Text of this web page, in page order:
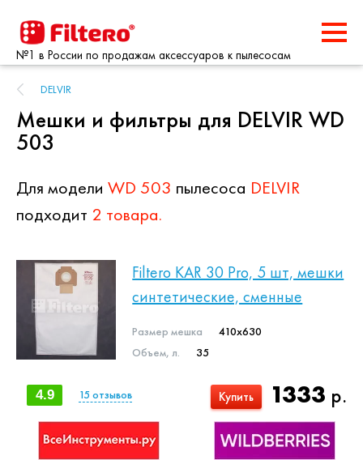
№1 в России по продажам аксессуаров к пылесосам
DELVIR
Мешки и фильтры для DELVIR WD
503
Для модели WD 503 пылесоса DELVIR
подходит 2 товара.
Filtero KAR 30 Pro, 5 шт, мешки
синтетические, сменные
Размер мешка
410x630
Объем, л.
35
1333 р.
Купить
4.9 15отзывов